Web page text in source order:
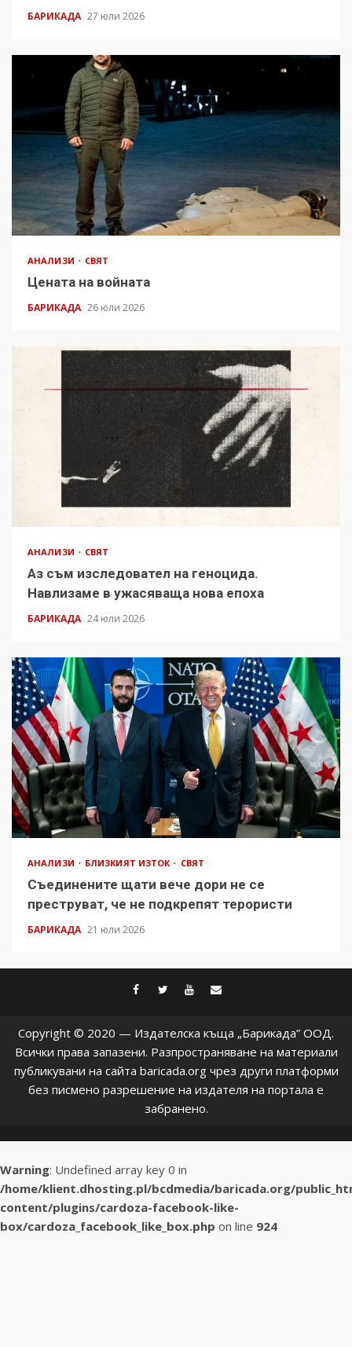
БАРИКАДА 27 юли 2026
АНАЛИЗИ СВЯТ
Цената на войната
БАРИКАДА 26 юли 2026
АНАЛИЗИ СВЯТ
Аз съм изследовател на геноцида.
Навлизаме в ужасяваща нова епоха
БАРИКАДА 24 юли 2026
АНАЛИЗИ БЛИЗКИЯТ ИЗТОК СВЯТ
Съединените щати вече дори не се
преструват, че не подкрепят терористи
БАРИКАДА 21 юли 2026
facebook
twitter
youtube
Copyright © 2020 — Издателска къща „Барикада” ООД.
Всички права запазени. Разпространяване на материали
публикувани на сайта baricada.org чрез други платформи
без писмено разрешение на издателя на портала е
забранено.
Warning: Undefined array key 0 in
/home/klient.dhosting.pl/bcdmedia/baricada.org/
content/plugins/cardoza-facebook-like-
box/cardoza_facebook_like_box.php on line 924